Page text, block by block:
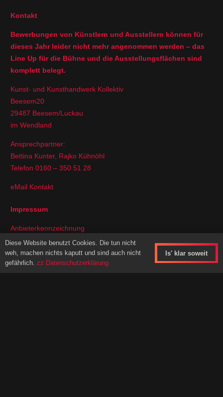
Kontakt
Bewerbungen von Künstlern und Ausstellern können für
dieses Jahr leider nicht mehr angenommen werden – das
Line Up für die Bühne und die Ausstellungsflächen sind
komplett belegt.
Kunst- und Kunsthandwerk Kollektiv
Beesem20
29487 Beesem/Luckau
im Wendland
Ansprechpartner:
Bettina Kunter, Rajko Kühnöhl
Telefon 0160 – 350 51 28
eMail Kontakt
Impressum
Anbieterkennzeichnung
Datenschutz
Diese Website benutzt Cookies. Die tun nicht
weh, machen nichts kaputt und sind auch nicht
gefährlich. zz Datenschutzerklärung
Is' klar soweit